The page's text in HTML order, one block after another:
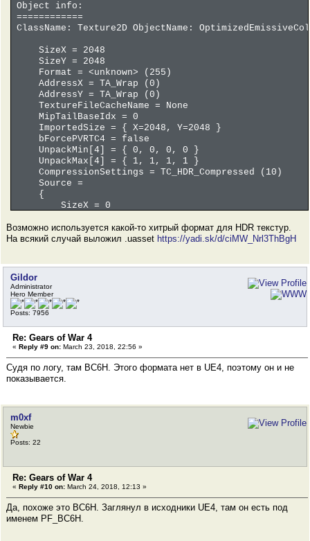
Object info:
============
ClassName: Texture2D ObjectName:
SizeX = 2048
SizeY = 2048
Format = <unknown> (255)
AddressX = TA_Wrap (0)
AddressY = TA_Wrap (0)
TextureFileCacheName = None
MipTailBaseIdx = 0
ImportedSize = { X=2048, Y=2048 }
bForcePVRTC4 = false
UnpackMin[4] = { 0, 0, 0, 0 }
UnpackMax[4] = { 1, 1, 1, 1 }
CompressionSettings = TC_HDR_Compressed (10)
Source =
{
SizeX = 0
NumSlices = 0
NumMips = 0
}
Возможно используется какой-то хитрый формат для HDR текстур.
На всякий случай выложил .uasset https://yadi.sk/d/ciMW_Nrl3ThBgH
Gildor
Administrator
Hero Member
Posts: 7956
Re: Gears of War 4
« Reply #9 on: March 23, 2018, 22:56 »
Судя по логу, там BC6H. Этого формата нет в UE4, поэтому он и не
показывается.
m0xf
Newbie
Posts: 22
Re: Gears of War 4
« Reply #10 on: March 24, 2018, 12:13 »
Да, похоже это BC6H. Заглянул в исходники UE4, там он есть под
именем PF_BC6H.